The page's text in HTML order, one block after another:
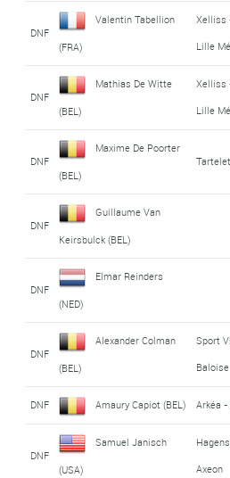
DNF
Valentin Tabellion
(FRA)
Xelliss
Lille
DNF
Mathias De Witte
(BEL)
Xelliss
Lille
DNF
Maxime De Poorter
(BEL)
DNF
Guillaume Van
Keirsbulck (BEL)
DNF
Elmar Reinders
(NED)
DNF
Alexander Colman
(BEL)
Sport
Baloise
DNF Amaury Capiot (BEL) Arkéa
DNF
Samuel Janisch
(USA)
Axeon